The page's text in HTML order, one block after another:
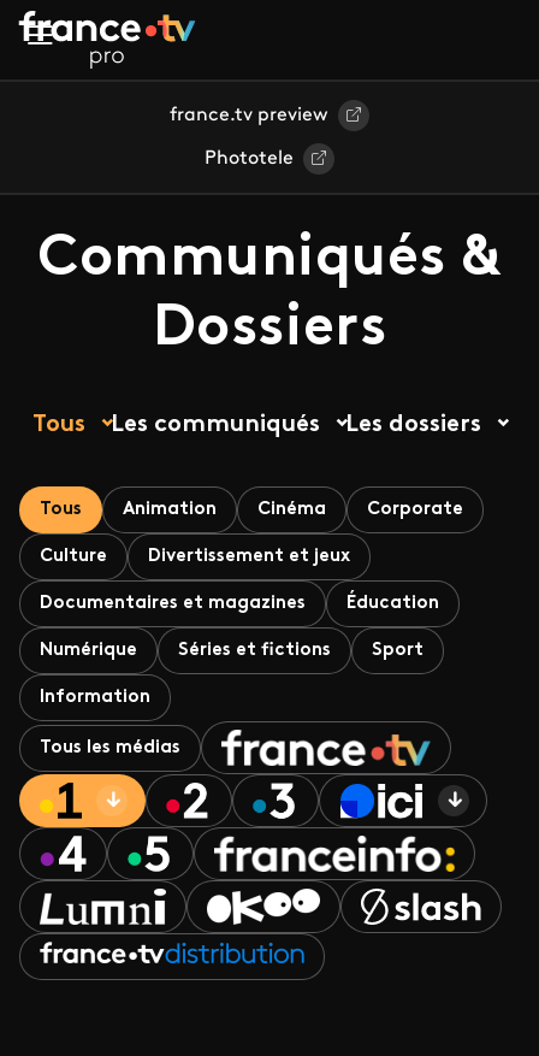
Aller au contenu principal
france.tv preview
Phototele
Communiqués &
Dossiers
Tous Les communiqués Les dossiers
Tous Animation Cinéma Corporate
Culture Divertissement et jeux
Documentaires et magazines Éducation
Numérique Séries et fictions Sport
Information
Tous les médias